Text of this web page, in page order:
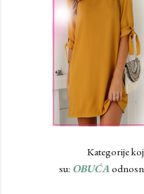
Kategorije
su: OBUĆA